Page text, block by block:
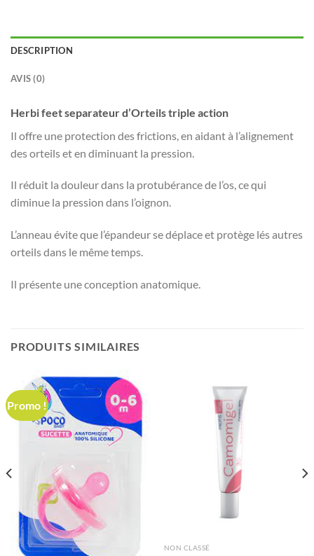
DESCRIPTION
AVIS (0)
Herbi feet separateur d’Orteils triple action
Il offre une protection des frictions, en aidant à l’alignement
des orteils et en diminuant la pression.
Il réduit la douleur dans la protubérance de l’os, ce qui
diminue la pression dans l’oignon.
L’anneau évite que l’épandeur se déplace et protège lés autres
orteils dans le même temps.
Il présente une conception anatomique.
PRODUITS SIMILAIRES
Promo !
NON CLASSÉ